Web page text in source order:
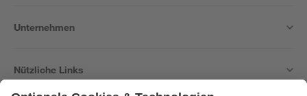
Unternehmen
Nützliche Links